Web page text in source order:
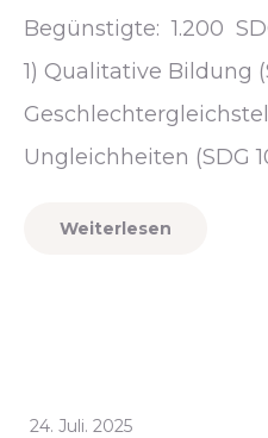
Begünstigte: 1.200
1) Qualitative Bildung
Ungleichheiten (SDG
Weiterlesen
24. Juli. 2025